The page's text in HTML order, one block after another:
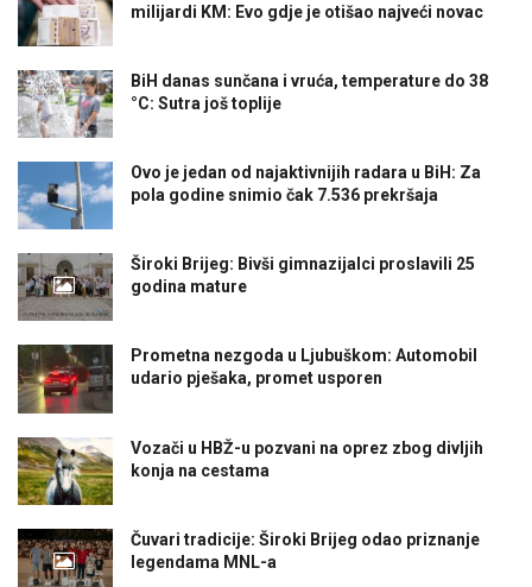
milijardi KM: Evo gdje je otišao najveći novac
BiH danas sunčana i vruća, temperature do 38
°C: Sutra još toplije
Ovo je jedan od najaktivnijih radara u BiH: Za
pola godine snimio čak 7.536 prekršaja
Široki Brijeg: Bivši gimnazijalci proslavili 25
godina mature
Prometna nezgoda u Ljubuškom: Automobil
udario pješaka, promet usporen
Vozači u HBŽ-u pozvani na oprez zbog divljih
konja na cestama
Čuvari tradicije: Široki Brijeg odao priznanje
legendama MNL-a